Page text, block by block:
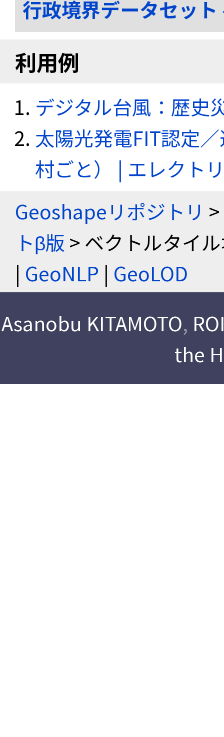
行政境界データセッ
利用例
デジタル台風：歴史
太陽光発電FIT認定
村ごと） | エレクト
Geoshapeリポジトリ >
トβ版 > ベクトルタイ
| GeoNLP | GeoLOD
Asanobu KITAMOTO,
the